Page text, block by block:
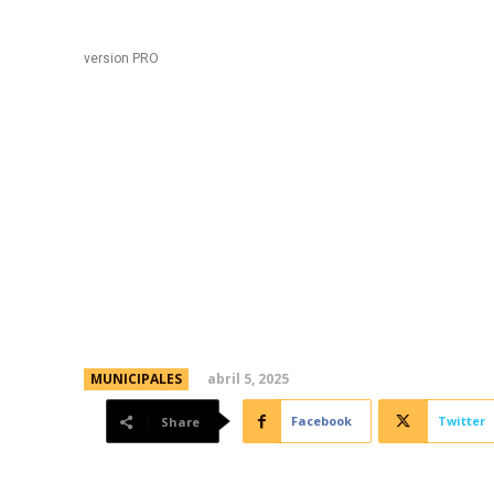
version PRO
MUNICIPALES abril 5, 2025
Share Facebook Twitter